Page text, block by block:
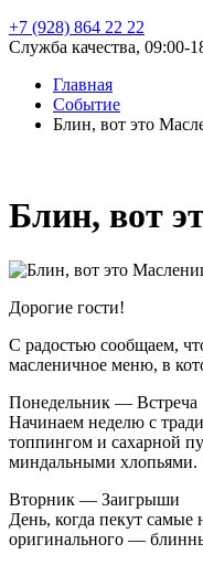
+7 (928) 864 22 22
Служба качества, 09:00-
Главная
Событие
Блин, вот это
Блин, вот
Дорогие гости!
С радостью сообщаем,
масленичное меню, в
Понедельник — Встреча
Начинаем неделю с
топпингом и сахарной
миндальными хлопьями.
Вторник — Заигрыши
День, когда пекут
оригинального —